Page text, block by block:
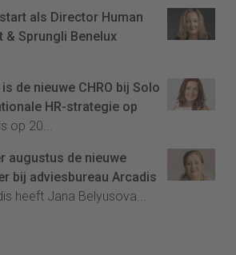
als Director Human
& Sprungli Benelux
de nieuwe CHRO bij Solo
HR-strategie op
op 20...
augustus de nieuwe
bij adviesbureau Arcadis
heeft Jana Belyusova...